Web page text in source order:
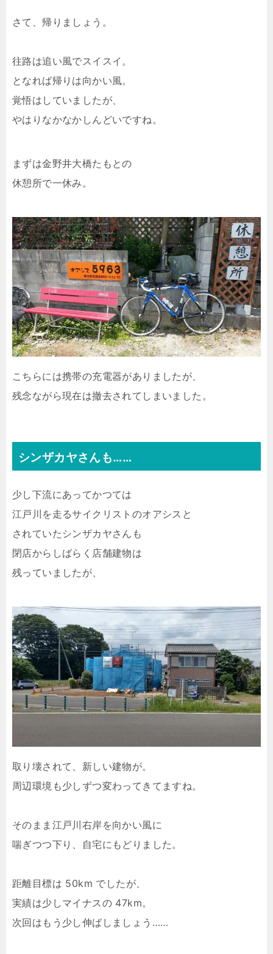
さて、帰りましょう。
往路は追い風でスイスイ。
となれば帰りは向かい風。
覚悟はしていましたが、
やはりなかなかしんどいですね。
まずは金野井大橋たもとの
休憩所で一休み。
こちらには携帯の充電器がありましたが、
残念ながら現在は撤去されてしまいました。
シンザカヤさんも……
少し下流にあってかつては
江戸川を走るサイクリストのオアシスと
されていたシンザカヤさんも
閉店からしばらく店舗建物は
残っていましたが、
取り壊されて、新しい建物が。
周辺環境も少しずつ変わってきてますね。
そのまま江戸川右岸を向かい風に
喘ぎつつ下り、自宅にもどりました。
距離目標は 50km でしたが、
実績は少しマイナスの 47km。
次回はもう少し伸ばしましょう……